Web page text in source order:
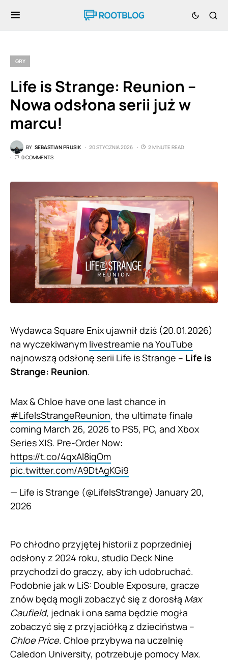
GRY
Life is Strange: Reunion –
Nowa odsłona serii już w
marcu!
BY SEBASTIAN PRUSIK 20 STYCZNIA 2026
2 MINUTE READ
0 COMMENTS
Wydawca Square Enix ujawnił dziś (20.01.2026)
na wyczekiwanym livestreamie na YouTube
najnowszą odsłonę serii Life is Strange – Life is
Strange: Reunion.
Max & Chloe have one last chance in
#LifeIsStrangeReunion, the ultimate finale
coming March 26, 2026 to PS5, PC, and Xbox
Series X|S. Pre-Order Now:
https://t.co/4qxAl8iqOm
pic.twitter.com/A9DtAgKGi9
— Life is Strange (@LifeIsStrange) January 20,
2026
Po chłodno przyjętej historii z poprzedniej
odsłony z 2024 roku, studio Deck Nine
przychodzi do graczy, aby ich udobruchać.
Podobnie jak w LiS: Double Exposure, gracze
znów będą mogli zobaczyć się z dorosłą Max
Caufield, jednak i ona sama będzie mogła
zobaczyć się z przyjaciółką z dzieciństwa –
Chloe Price. Chloe przybywa na uczelnię
Caledon University, potrzebuje pomocy Max.